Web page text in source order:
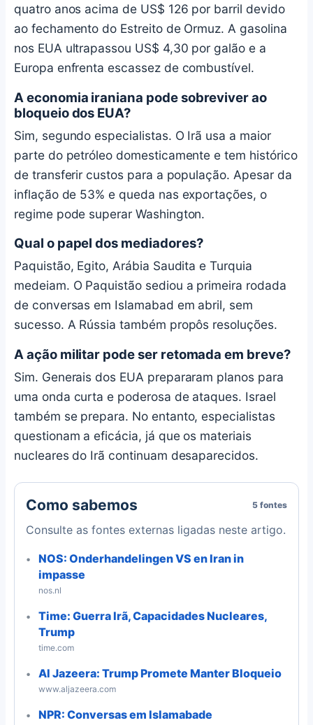
quatro anos acima de US$ 126 por barril devido
ao fechamento do Estreito de Ormuz. A gasolina
nos EUA ultrapassou US$ 4,30 por galão e a
Europa enfrenta escassez de combustível.
A economia iraniana pode sobreviver ao
bloqueio dos EUA?
Sim, segundo especialistas. O Irã usa a maior
parte do petróleo domesticamente e tem histórico
de transferir custos para a população. Apesar da
inflação de 53% e queda nas exportações, o
regime pode superar Washington.
Qual o papel dos mediadores?
Paquistão, Egito, Arábia Saudita e Turquia
medeiam. O Paquistão sediou a primeira rodada
de conversas em Islamabad em abril, sem
sucesso. A Rússia também propôs resoluções.
A ação militar pode ser retomada em breve?
Sim. Generais dos EUA prepararam planos para
uma onda curta e poderosa de ataques. Israel
também se prepara. No entanto, especialistas
questionam a eficácia, já que os materiais
nucleares do Irã continuam desaparecidos.
Como sabemos 5 fontes
Consulte as fontes externas ligadas neste artigo.
NOS: Onderhandelingen VS en Iran in
impasse
nos.nl
Time: Guerra Irã, Capacidades Nucleares,
Trump
time.com
Al Jazeera: Trump Promete Manter Bloqueio
www.aljazeera.com
NPR: Conversas em Islamabade